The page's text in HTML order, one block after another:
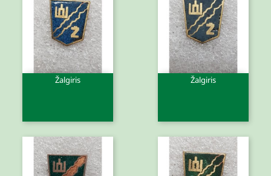
Žalgiris Žalgiris